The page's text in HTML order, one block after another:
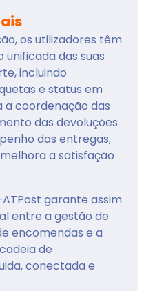
os utilizadores têm
unificada das suas
incluindo
e status em
a coordenação das
das devoluções
das entregas,
a satisfação
garante assim
entre a gestão de
encomendas e a
de
conectada e